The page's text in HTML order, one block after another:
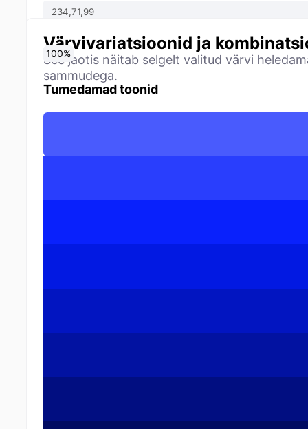
Värvivariatsioonid ja
See jaotis näitab selgelt valitud värvi
sammudega.
Tumedamad toonid
0%
10%
20%
30%
40%
50%
60%
70%
80%
90%
100%